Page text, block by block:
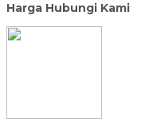
Harga Hubungi Kami